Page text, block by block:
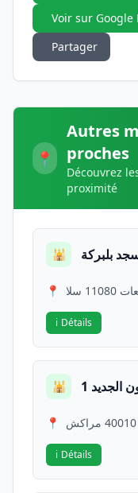
Voir sur Google
Partager
📍
Autres
proches
Découvrez
proximité
🕌 بلبركة
📍
ℹ️ Détails
🕌 1
📍
ℹ️ Détails